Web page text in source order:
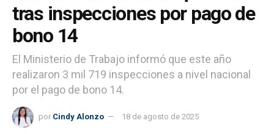
tras inspecciones por pago de
bono 14
El Ministerio de Trabajo informó que este año
realizaron 3 mil 719 inspecciones a nivel nacional
por el pago de bono 14.
por Cindy Alonzo 18 de agosto de 2025